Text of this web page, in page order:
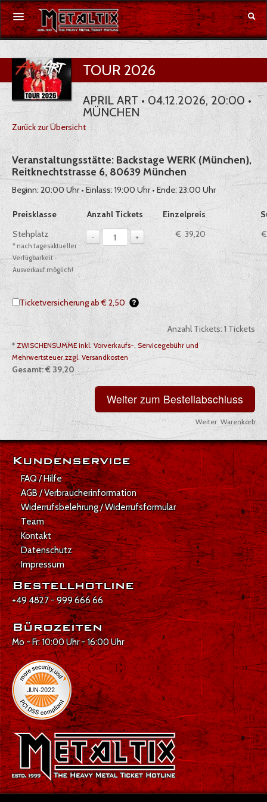
Konzerte
Festivals
Gutschein
Merchandise
DE | EN
Anmelden
TOUR 2026
APRIL ART • 04.12.2026, 20:00 •
MÜNCHEN
Zurück zur Übersicht
Veranstaltungsstätte: Backstage WERK (München),
Reitknechtstrasse 6, 80639 München
Beginn: 20:00 Uhr • Einlass: 19:00 Uhr • Ende: 23:00 Uhr
Auswahl von Tickets pro Preiskategorie, sofern verfügbar
Preisklasse Anzahl Tickets Einzelpreis
Stehplatz
* nach tagesaktueller
Verfügbarkeit -
Ausverkauf möglich!
- + 1 € 39,20
Ticketversicherung ab € 2,50
Anzahl Tickets:1Tickets
* ZWISCHENSUMME inkl. Vorverkaufs-, Servicegebühr und
Mehrwertsteuer,zzgl. Versandkosten
Gesamt:€ 39,20
Weiter: Warenkorb
Gesamt: € 39,20
Kundenservice
FAQ / Hilfe
AGB / Verbraucherinformation
Widerrufsbelehrung / Widerrufsformular
Team
Kontakt
Datenschutz
Impressum
Bestellhotline
+49 4827 - 999 666 66
Bürozeiten
Mo - Fr: 10:00 Uhr - 16:00 Uhr